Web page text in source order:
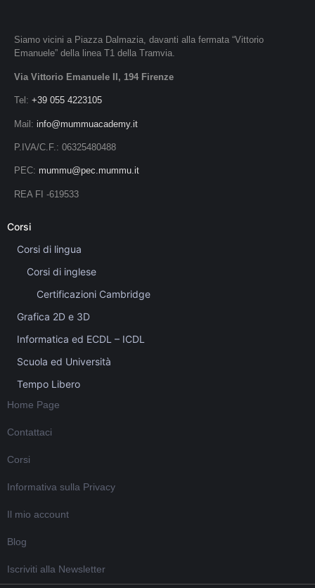
Siamo vicini a Piazza Dalmazia, davanti alla fermata “Vittorio
Emanuele” della linea T1 della Tramvia.
Via Vittorio Emanuele II, 194 Firenze
Tel: +39 055 4223105
Mail: info@mummuacademy.it
P.IVA/C.F.: 06325480488
PEC: mummu@pec.mummu.it
REA FI -619533
Corsi
Corsi di lingua
Corsi di inglese
Certificazioni Cambridge
Grafica 2D e 3D
Informatica ed ECDL – ICDL
Scuola ed Università
Tempo Libero
Home Page
Contattaci
Corsi
Informativa sulla Privacy
Il mio account
Blog
Iscriviti alla Newsletter